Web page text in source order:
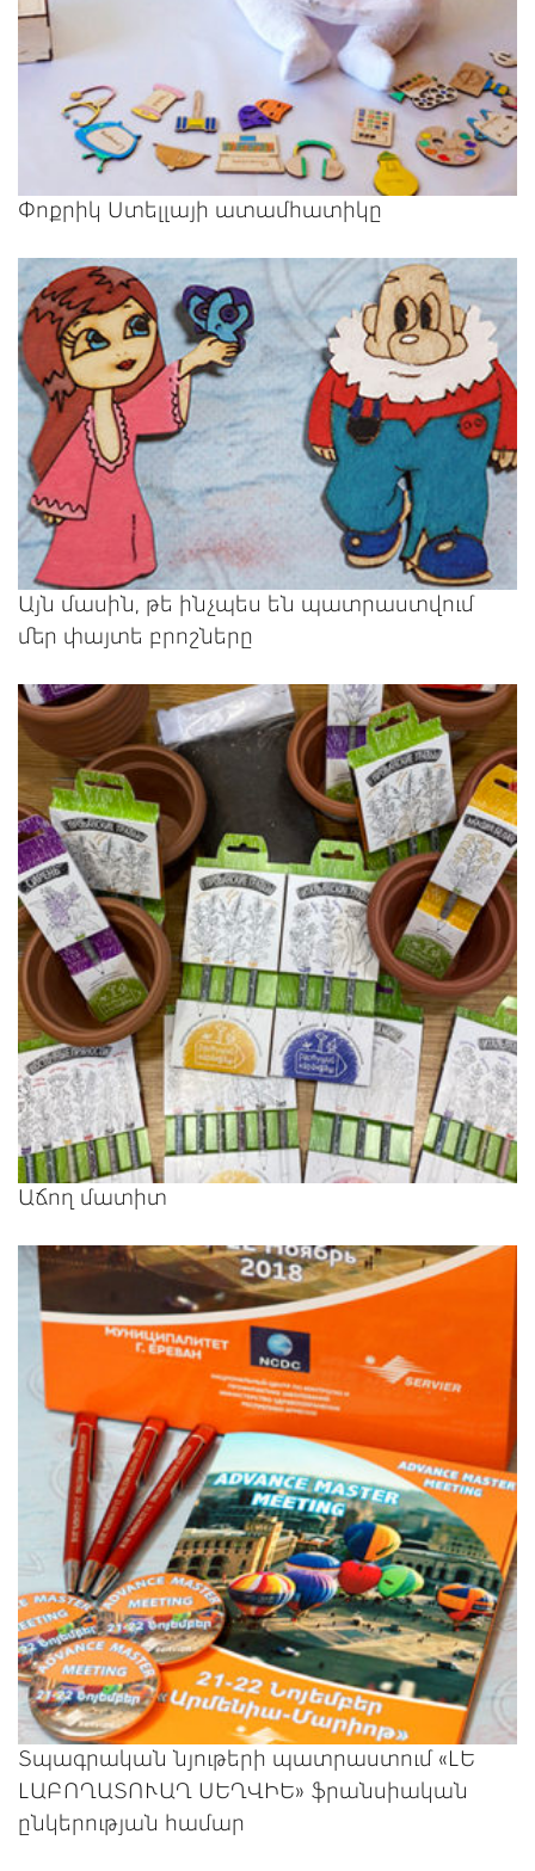
Փոքրիկ Ստելլայի ատամհատիկը
Այն մասին, թե ինչպես են պատրաստվում
մեր փայտե բրոշները
Աճող մատիտ
Տպագրական նյութերի պատրաստում «ԼԵ
ԼԱԲՈՂԱՏՈՒԱՂ ՍԵՂՎԻԵ» ֆրանսիական
ընկերության համար